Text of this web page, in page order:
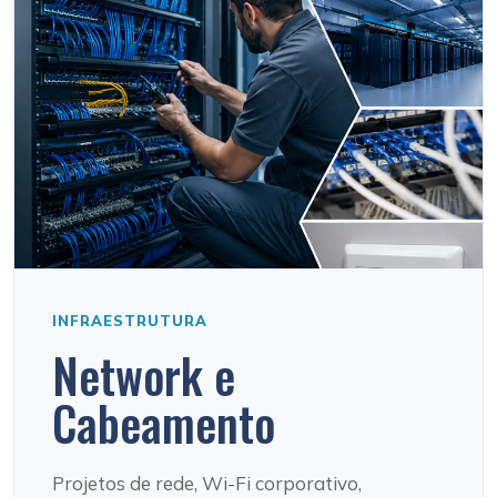
INFRAESTRUTURA
Network e
Cabeamento
Projetos de rede, Wi-Fi corporativo,